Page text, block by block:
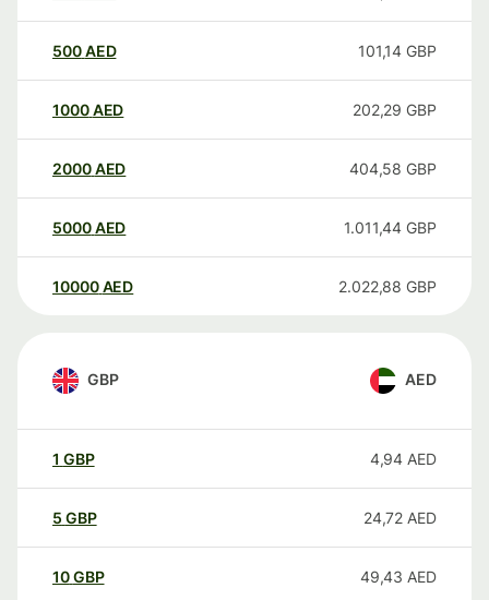
500AED 101,14 GBP
1000AED 202,29 GBP
2000AED 404,58 GBP
5000AED 1.011,44 GBP
10000 AED 2.022,88 GBP
GBP AED
1 GBP 4,94 AED
5 GBP 24,72 AED
10GBP 49,43 AED